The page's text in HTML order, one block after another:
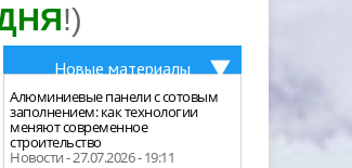
!)
Новые материалы
Алюминиевые панели с сотовым
заполнением: как технологии
меняют современное
строительство
Новости - 27.07.2026 - 19:11